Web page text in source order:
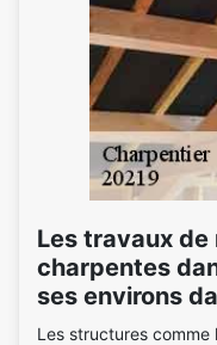
Les travaux
charpentes
ses environs
Les structures